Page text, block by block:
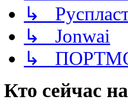
↳
↳ Jonwai
↳
Кто сейчас